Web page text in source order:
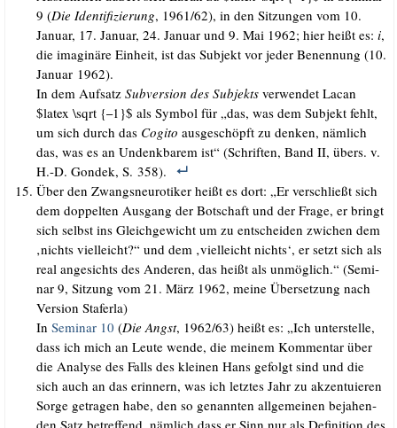
9 (Die Iden­ti­fi­zie­rung, 1961/​62), in den Sit­zun­gen vom 10.
Janu­ar, 17. Janu­ar, 24. Janu­ar und 9. Mai 1962; hier heißt es:i,
die ima­gi­nä­re Ein­heit, ist das Sub­jekt vor jeder Benen­nung (10.
Janu­ar 1962).
In dem Auf­satzSub­ver­si­on des Sub­jekts ver­wen­det Lacan
$latex \sqrt {–1}$ als Sym­bol für „das, was dem Sub­jekt fehlt,
um sich durch das Cogi­toaus­ge­schöpft zu den­ken, näm­lich
das, was es an Undenk­ba­rem ist“ (Schrif­ten, Band II, übers. v.
H.-D. Gon­dek, S. 358).
Über den Zwangs­neu­ro­ti­ker heißt es dort: „Er ver­schließt sich
dem dop­pel­ten Aus­gang der Bot­schaft und der Fra­ge, er bringt
sich selbst ins Gleich­ge­wicht um zu ent­schei­den zwi­chen dem
‚nichts viel­leicht?“ und dem ‚viel­leicht nichts‘, er setzt sich als
real ange­sichts des Ande­ren, das heißt als unmög­lich.“ (Semi­
nar 9, Sit­zung vom 21. März 1962, mei­ne Über­set­zung nach
Ver­si­on Staferla)
InSemi­nar 10 (Die Angst, 1962/​63) heißt es: „Ich unter­stel­le,
dass ich mich an Leu­te wen­de, die mei­nem Kom­men­tar über
die Ana­ly­se des Falls des klei­nen Hans gefolgt sind und die
sich auch an das erin­nern, was ich letz­tes Jahr zu akzen­tu­ie­ren
Sor­ge getra­gen habe, den so genann­ten all­ge­mei­nen beja­hen­
den Satz betref­fend, näm­lich dass er Sinn nur als Defi­ni­ti­on des